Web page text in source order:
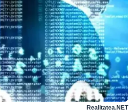
Realitatea.NET